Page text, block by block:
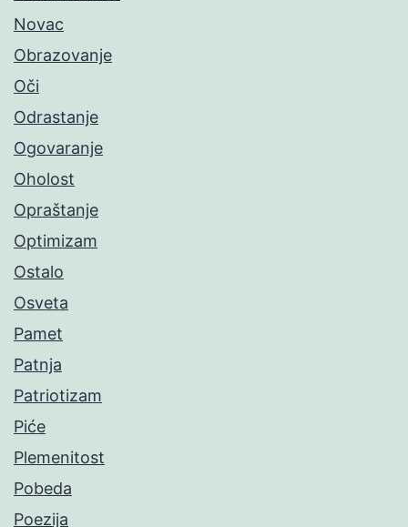
Novac
Obrazovanje
Oči
Odrastanje
Ogovaranje
Oholost
Opraštanje
Optimizam
Ostalo
Osveta
Pamet
Patnja
Patriotizam
Piće
Plemenitost
Pobeda
Poezija